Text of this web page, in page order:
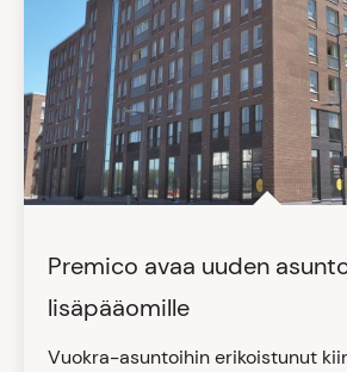
Premico avaa uuden
lisäpääomille
Vuokra-asuntoihin erikoistunut